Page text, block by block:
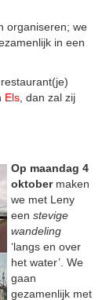
organiseren; we
in een
Els , dan zal zij
Op maandag 4
oktobermaken
we met Leny
een stevige
wandeling
‘langs en over
het water’. We
gaan
gezamenlijk met